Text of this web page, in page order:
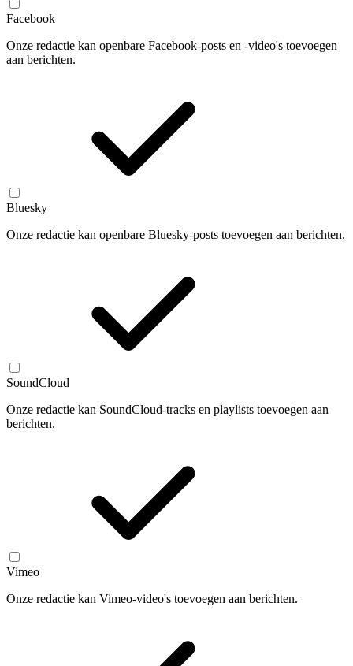
Facebook
Onze redactie kan openbare Facebook-posts en -video's toevoegen
aan berichten.
Bluesky
Onze redactie kan openbare Bluesky-posts toevoegen aan berichten.
SoundCloud
Onze redactie kan SoundCloud-tracks en playlists toevoegen aan
berichten.
Vimeo
Onze redactie kan Vimeo-video's toevoegen aan berichten.